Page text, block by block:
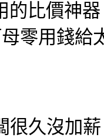
的比價神
零用錢給
很久沒加